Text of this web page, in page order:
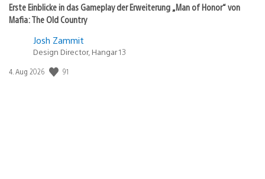
Erste Einblicke in das Gameplay der Erweiterung „Man of Honor“ von
Mafia: The Old Country
Josh Zammit
Design Director, Hangar 13
Veröffentlichungsdatum:
4. Aug 2026 91